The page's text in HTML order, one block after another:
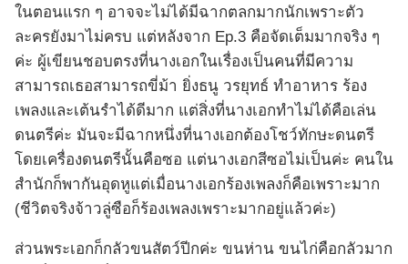
ในตอนแรก ๆ อาจจะไม่ได้มีฉากตลกมากนักเพราะตัว
ละครยังมาไม่ครบ แต่หลังจาก Ep.3 คือจัดเต็มมากจริง ๆ
ค่ะ ผู้เขียนชอบตรงที่นางเอกในเรื่องเป็นคนที่มีความ
สามารถเธอสามารถขี่ม้า ยิ่งธนู วรยุทธ์ ทำอาหาร ร้อง
เพลงและเต้นรำได้ดีมาก แต่สิ่งที่นางเอกทำไม่ได้คือเล่น
ดนตรีค่ะ มันจะมีฉากหนึ่งที่นางเอกต้องโชว์ทักษะดนตรี
โดยเครื่องดนตรีนั้นคือซอ แต่นางเอกสีซอไม่เป็นค่ะ คนใน
สำนักก็พากันอุดหูแต่เมื่อนางเอกร้องเพลงก็คือเพราะมาก
(ชีวิตจริงจ้าวลู่ซือก็ร้องเพลงเพราะมากอยู่แล้วค่ะ)
ส่วนพระเอกก็กลัวขนสัตว์ปีกค่ะ ขนห่าน ขนไก่คือกลัวมาก